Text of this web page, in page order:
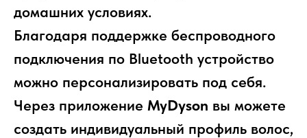
домашних условиях.
Благодаря поддержке беспроводного
подключения по Bluetooth устройство
можно персонализировать под себя.
Через приложение MyDyson вы можете
создать индивидуальный профиль волос,